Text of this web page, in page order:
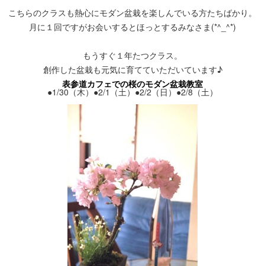
こちらのクラスも熱心にモダン盆栽を楽しんでいる方たちばかり。
月に１回ですがお会いするとほっとするみなさま(*^_^*)
もうすぐ１年たつクラス。
創作した盆栽も元気に育てていただいています♪
表参道カフェでの桜のモダン盆栽教室
●1/30（木）●2/1（土）●2/2（日）●2/8（土）